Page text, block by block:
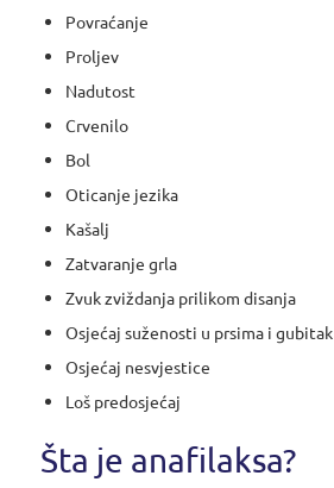
Povraćanje
Proljev
Nadutost
Crvenilo
Bol
Oticanje jezika
Kašalj
Zatvaranje grla
Zvuk zviždanja prilikom disanja
Osjećaj suženosti u prsima i gubitak
Osjećaj nesvjestice
Loš predosjećaj
Šta je anafilaksa?